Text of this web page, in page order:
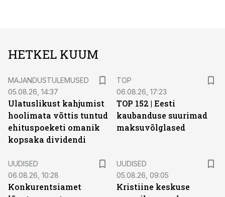
HETKEL KUUM
MAJANDUSTULEMUSED
05.08.26, 14:37
Ulatuslikust kahjumist
hoolimata võttis tuntud
ehituspoeketi omanik
kopsaka dividendi
TOP
06.08.26, 17:23
TOP 152 | Eesti
kaubanduse suurimad
maksuvõlglased
UUDISED
06.08.26, 10:28
Konkurentsiamet
UUDISED
05.08.26, 09:05
Kristiine keskuse